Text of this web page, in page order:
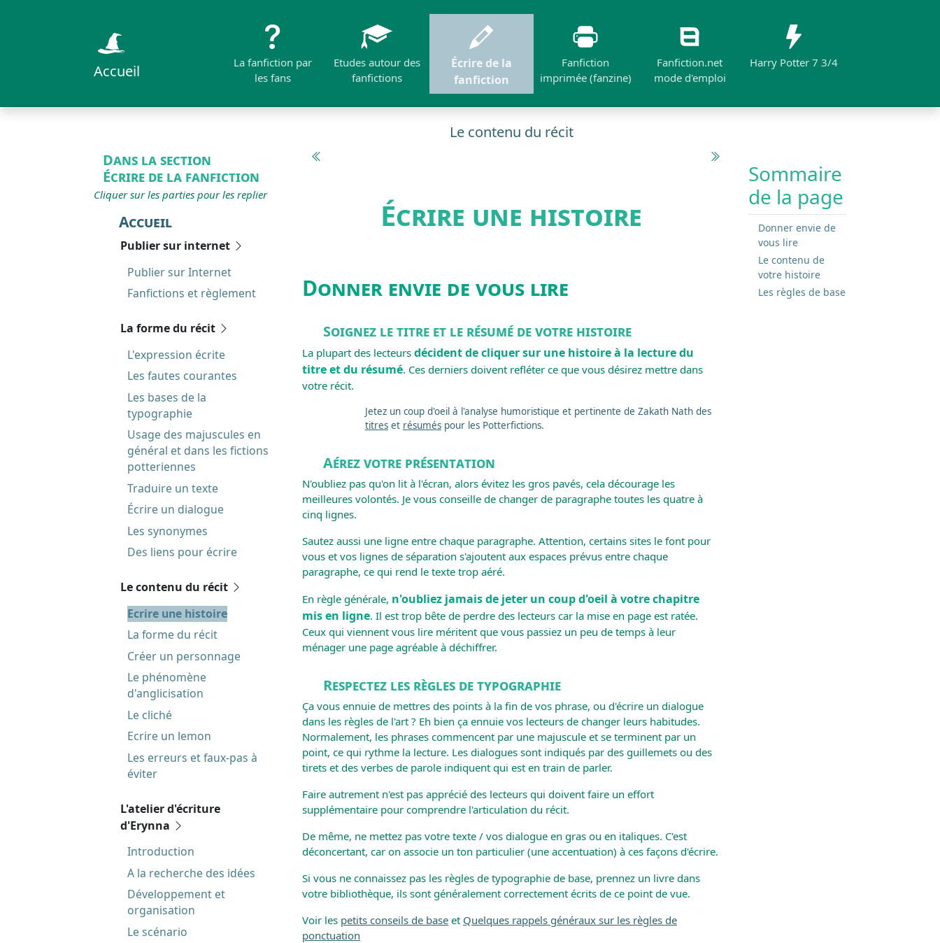
Accueil
La fanfiction par
les fans
Etudes autour des
fanfictions
Écrire de la
fanfiction
Fanfiction
imprimée (fanzine)
Fanfiction.net
mode d'emploi
Harry Potter 7 3/4
Dans la section
Écrire de la fanfiction
Cliquer sur les parties pour les replier
Accueil
Publier sur internet
Publier sur Internet
Fanfictions et règlement
La forme du récit
L'expression écrite
Les fautes courantes
Les bases de la
typographie
Usage des majuscules en
général et dans les fictions
potteriennes
Traduire un texte
Écrire un dialogue
Les synonymes
Des liens pour écrire
Le contenu du récit
Ecrire une histoire
La forme du récit
Créer un personnage
Le phénomène
d'anglicisation
Le cliché
Ecrire un lemon
Les erreurs et faux-pas à
éviter
L'atelier d'écriture
d'Erynna
Introduction
A la recherche des idées
Développement et
organisation
Le scénario
Le contenu du récit
Écrire une histoire
Sommaire
de la page
Donner envie de
vous lire
Le contenu de
votre histoire
Les règles de base
Donner envie de vous lire
Soignez le titre et le résumé de votre histoire
La plupart des lecteurs décident de cliquer sur une histoire à la lecture du
titre et du résumé. Ces derniers doivent refléter ce que vous désirez mettre dans
votre récit.
Jetez un coup d'oeil à l'analyse humoristique et pertinente de Zakath Nath des
titreset résuméspour les Potterfictions.
Aérez votre présentation
N'oubliez pas qu'on lit à l'écran, alors évitez les gros pavés, cela décourage les
meilleures volontés. Je vous conseille de changer de paragraphe toutes les quatre à
cinq lignes.
Sautez aussi une ligne entre chaque paragraphe. Attention, certains sites le font pour
vous et vos lignes de séparation s'ajoutent aux espaces prévus entre chaque
paragraphe, ce qui rend le texte trop aéré.
En règle générale, n'oubliez jamais de jeter un coup d'oeil à votre chapitre
mis en ligne. Il est trop bête de perdre des lecteurs car la mise en page est ratée.
Ceux qui viennent vous lire méritent que vous passiez un peu de temps à leur
ménager une page agréable à déchiffrer.
Respectez les règles de typographie
Ça vous ennuie de mettres des points à la fin de vos phrase, ou d'écrire un dialogue
dans les règles de l'art ? Eh bien ça ennuie vos lecteurs de changer leurs habitudes.
Normalement, les phrases commencent par une majuscule et se terminent par un
point, ce qui rythme la lecture. Les dialogues sont indiqués par des guillemets ou des
tirets et des verbes de parole indiquent qui est en train de parler.
Faire autrement n'est pas apprécié des lecteurs qui doivent faire un effort
supplémentaire pour comprendre l'articulation du récit.
De même, ne mettez pas votre texte / vos dialogue en gras ou en italiques. C'est
déconcertant, car on associe un ton particulier (une accentuation) à ces façons d'écrire.
Si vous ne connaissez pas les règles de typographie de base, prennez un livre dans
votre bibliothèque, ils sont généralement correctement écrits de ce point de vue.
Voir les petits conseils de base et Quelques rappels généraux sur les règles de
ponctuation